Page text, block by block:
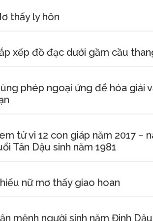
thấy ly hôn
xếp đồ đạc dưới gầm cầu
phép ngoại ứng để hóa giải
tử vi 12 con giáp năm 2017 –
Tân Dậu sinh năm 1981
nữ mơ thấy giao hoan
mệnh người sinh năm Đinh Dậu